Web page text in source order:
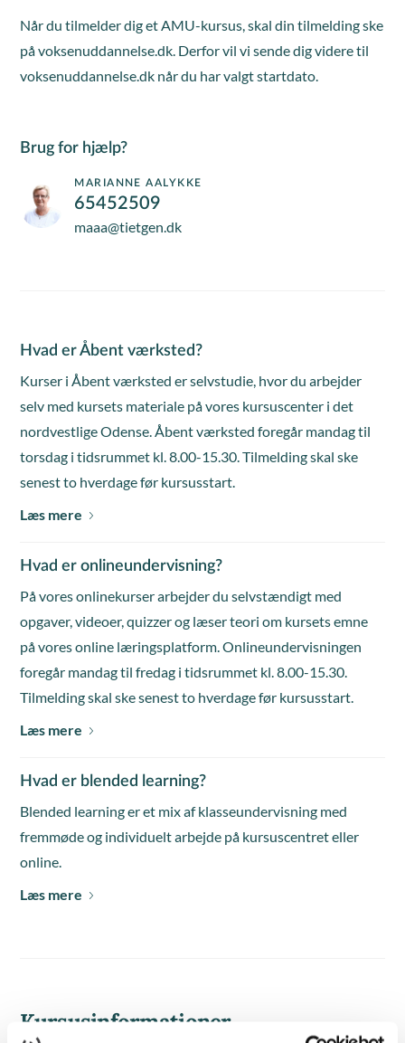
Når du tilmelder dig et AMU-kursus, skal din tilmelding ske
på voksenuddannelse.dk. Derfor vil vi sende dig videre til
voksenuddannelse.dk når du har valgt startdato.
Brug for hjælp?
MARIANNE AALYKKE
65452509
maaa@tietgen.dk
Hvad er Åbent værksted?
Kurser i Åbent værksted er selvstudie, hvor du arbejder
selv med kursets materiale på vores kursuscenter i det
nordvestlige Odense. Åbent værksted foregår mandag til
torsdag i tidsrummet kl. 8.00-15.30. Tilmelding skal ske
senest to hverdage før kursusstart.
Læs mere
Hvad er onlineundervisning?
På vores onlinekurser arbejder du selvstændigt med
opgaver, videoer, quizzer og læser teori om kursets emne
på vores online læringsplatform. Onlineundervisningen
foregår mandag til fredag i tidsrummet kl. 8.00-15.30.
Tilmelding skal ske senest to hverdage før kursusstart.
Læs mere
Hvad er blended learning?
Blended learning er et mix af klasseundervisning med
fremmøde og individuelt arbejde på kursuscentret eller
online.
Læs mere
Kursusinformationer